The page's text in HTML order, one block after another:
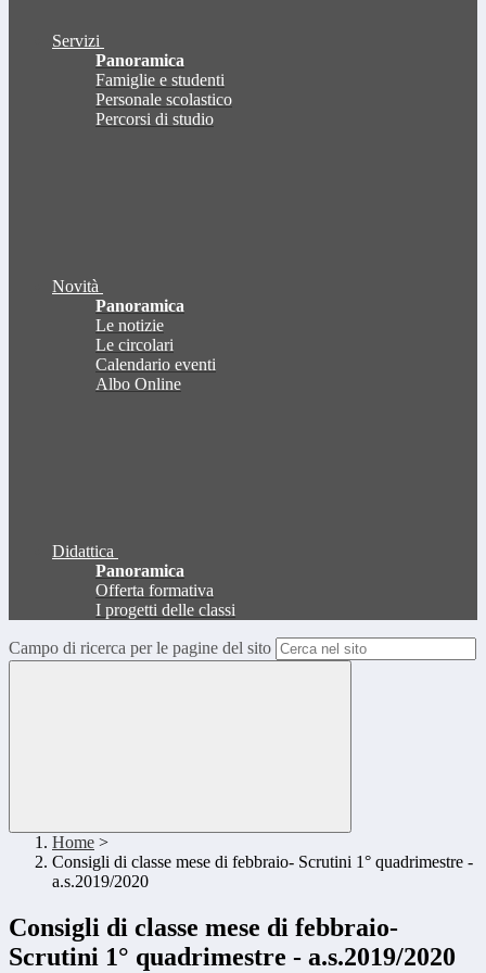
Servizi
Panoramica
Famiglie e studenti
Personale scolastico
Percorsi di studio
Novità
Panoramica
Le notizie
Le circolari
Calendario eventi
Albo Online
Didattica
Panoramica
Offerta formativa
I progetti delle classi
Campo di ricerca per le pagine del sito
Home >
Consigli di classe mese di febbraio- Scrutini 1° quadrimestre -
a.s.2019/2020
Consigli di classe mese di febbraio-
Scrutini 1° quadrimestre - a.s.2019/2020